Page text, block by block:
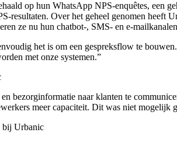
op hun WhatsApp NPS-enquêtes, een
resultaten. Over het geheel genomen
ze nu hun chatbot-, SMS- en e-
het is om een gespreksflow te
met onze systemen.”
bezorginformatie naar klanten te
meer capaciteit. Dit was niet mogelijk
bij Urbanic